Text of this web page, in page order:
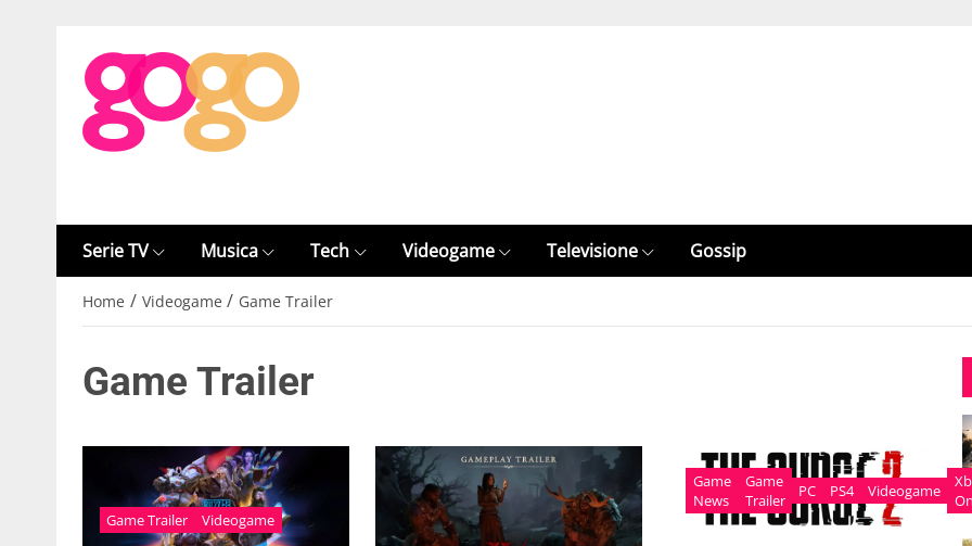
Serie TV Musica Tech Videogame Televisione Gossip
Home / Videogame / Game Trailer
Game Trailer
Game Trailer Videogame
Game
News
Game
Trailer
PC PS4 Videogame